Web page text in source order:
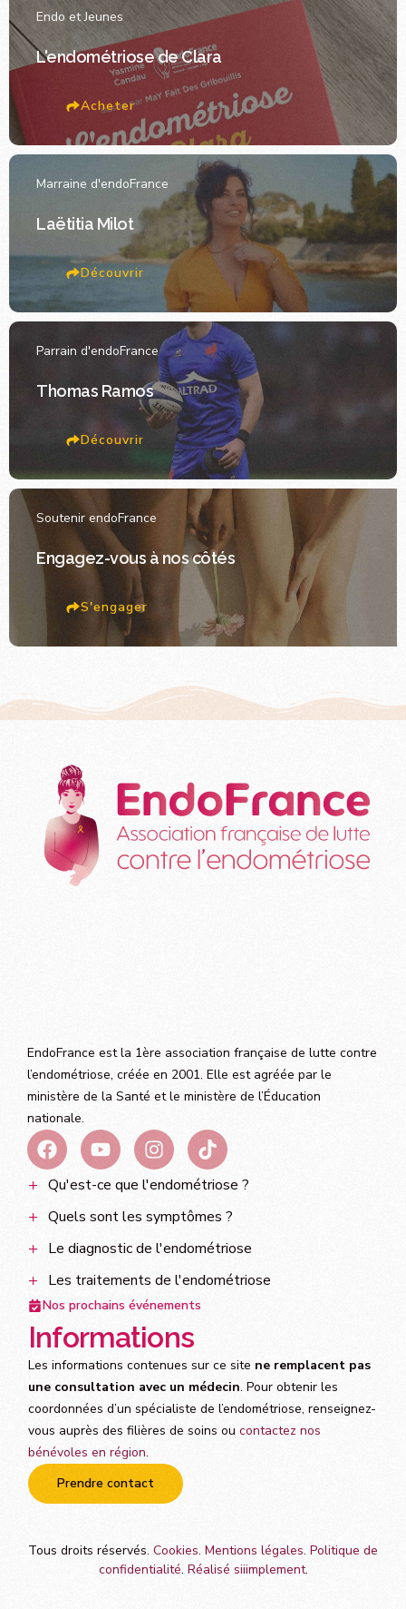
Endo et Jeunes
L'endométriose de Clara
Acheter
Marraine d'endoFrance
Laëtitia Milot
Découvrir
Parrain d'endoFrance
Thomas Ramos
Découvrir
Soutenir endoFrance
Engagez-vous à nos côtés
S'engager
EndoFrance est la 1ère association française de lutte contre
l’endométriose, créée en 2001. Elle est agréée par le
ministère de la Santé et le ministère de l’Éducation
nationale.
Qu'est-ce que l'endométriose ?
Quels sont les symptômes ?
Le diagnostic de l'endométriose
Les traitements de l'endométriose
Nos prochains événements
Informations
Les informations contenues sur ce site ne remplacent pas
une consultation avec un médecin. Pour obtenir les
coordonnées d’un spécialiste de l’endométriose, renseignez-
vous auprès des filières de soins oucontactez nos
bénévoles en région.
Prendre contact
Tous droits réservés. Cookies. Mentions légales. Politique de
confidentialité. Réalisé siiimplement.
Espace membre